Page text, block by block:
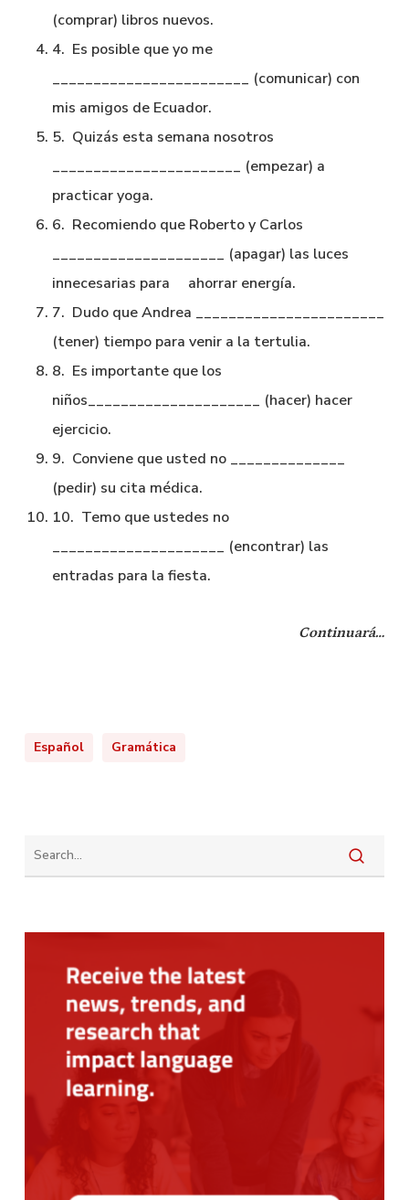
(comprar) libros nuevos.
4. Es posible que yo me
________________________ (comunicar) con
mis amigos de Ecuador.
5. Quizás esta semana nosotros
_______________________ (empezar) a
practicar yoga.
6. Recomiendo que Roberto y Carlos
_____________________ (apagar) las luces
innecesarias para ahorrar energía.
7. Dudo que Andrea _______________________
(tener) tiempo para venir a la tertulia.
8. Es importante que los
niños_____________________ (hacer) hacer
ejercicio.
9. Conviene que usted no ______________
(pedir) su cita médica.
10. Temo que ustedes no
_____________________ (encontrar) las
entradas para la fiesta.
Continuará…
Español Gramática